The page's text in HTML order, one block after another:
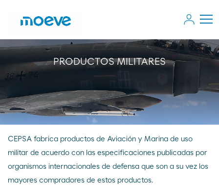
PRODUCTOS MILITARES
CEPSA fabrica productos de Aviación y Marina de uso
militar de acuerdo con las especificaciones publicadas por
organismos internacionales de defensa que son a su vez los
mayores compradores de estos productos.